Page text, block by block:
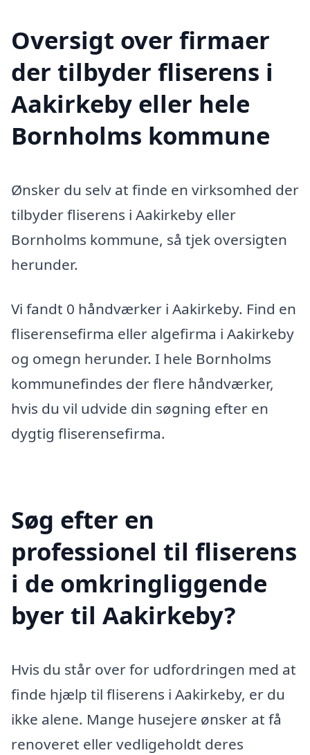
Oversigt over firmaer
der tilbyder fliserens i
Aakirkeby eller hele
Bornholms kommune
Ønsker du selv at finde en virksomhed der
tilbyder fliserens i Aakirkeby eller
Bornholms kommune, så tjek oversigten
herunder.
Vi fandt 0 håndværker i Aakirkeby. Find en
fliserensefirma eller algefirma i Aakirkeby
og omegn herunder. I hele Bornholms
kommunefindes der flere håndværker,
hvis du vil udvide din søgning efter en
dygtig fliserensefirma.
Søg efter en
professionel til fliserens
i de omkringliggende
byer til Aakirkeby?
Hvis du står over for udfordringen med at
finde hjælp til fliserens i Aakirkeby, er du
ikke alene. Mange husejere ønsker at få
renoveret eller vedligeholdt deres